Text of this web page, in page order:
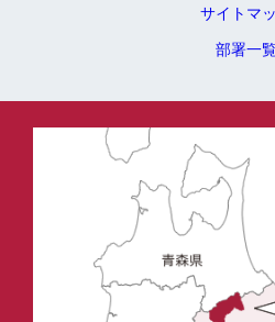
サイトマ
部署一